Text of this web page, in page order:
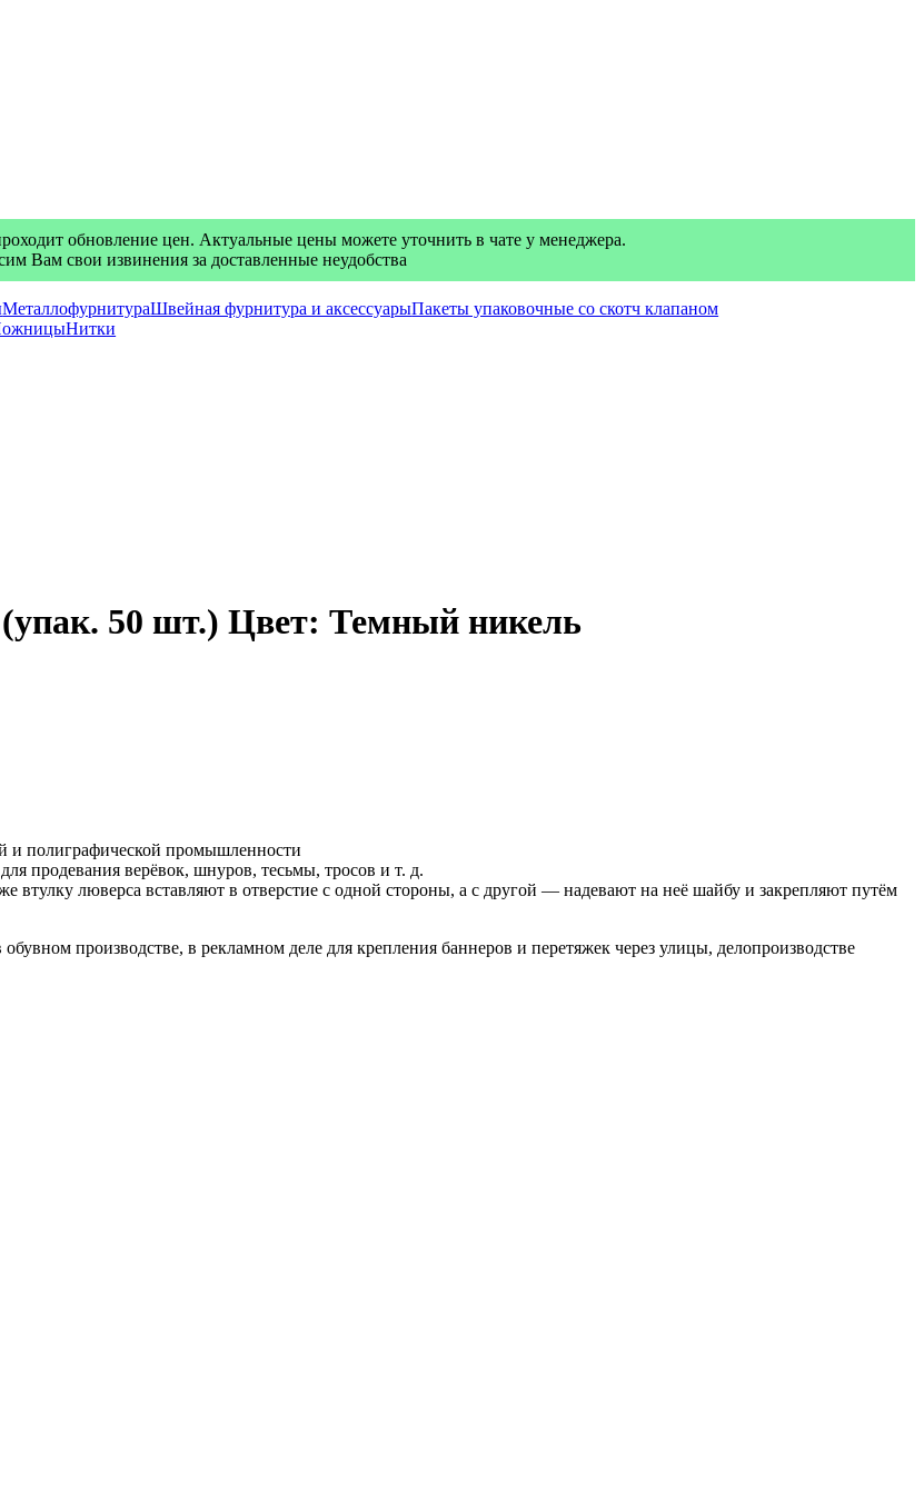
обновление цен. Актуальные цены можете уточнить в чате у менеджера.
Вам свои извинения за доставленные неудобства
МеталлофурнитураШвейная фурнитура и аксессуарыПакеты упаковочные со скотч клапаном
Нитки
50 шт.) Цвет: Темный никель
и полиграфической промышленности
продевания верёвок, шнуров, тесьмы, тросов и т. д.
люверса вставляют в отверстие с одной стороны, а с другой — надевают на неё шайбу и закрепляют путём
производстве, в рекламном деле для крепления баннеров и перетяжек через улицы, делопроизводстве